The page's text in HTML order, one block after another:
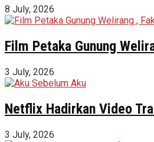
8 July, 2026
Film Petaka Gunung
3 July, 2026
Netflix Hadirkan Video
3 July, 2026